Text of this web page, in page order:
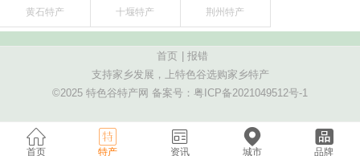
黄石特产 十堰特产 荆州特产
首页 特产 资讯 城市 品牌
首页
报错
支持家乡发展，上特色谷选购家乡特产
©2025 特色谷特产网 备案号： 粤ICP备2021049512号-1